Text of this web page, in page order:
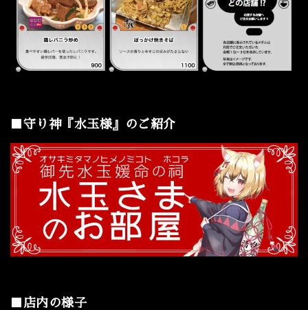
■守り神『水玉様』のご紹介
■店内の様子